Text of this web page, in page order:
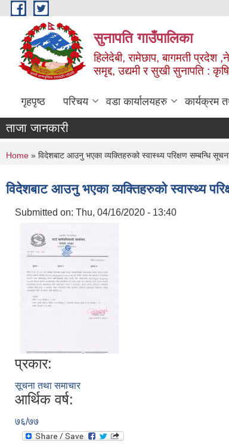
Skip to main content
सुनापति गाउँपालिका
हिलेदेबी, रामेछाप, बागमती प्रदेश
समृद्द, उद्यमी र सुखी सुनापति :
गृहपृष्ठ परिचय वडा कार्यालयहरु कार्यक्रम
ताजा जानकारी
You are here
Home » विदेशबाट आउनु भएका व्यक्तिहरुको स्वास्थ्य परिक्षण सम्बन्धि
विदेशबाट आउनु भएका व्यक्तिहरुको स्वास्थ्य
Submitted on: Thu, 04/16/2020 - 13:40
प्रकार:
सूचना तथा समाचार
आर्थिक वर्ष:
७६/७७